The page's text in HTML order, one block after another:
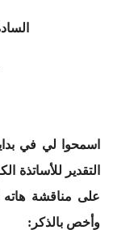
اسمحوا لي في
التقدير للأساتذة
على مناقشة هاته
وأخص بالذكر: